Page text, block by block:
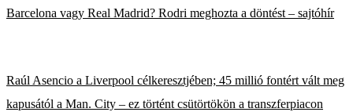
Barcelona vagy Real Madrid? Rodri meghozta a döntést – sajtóhír
Raúl Asencio a Liverpool célkeresztjében; 45 millió fontért vált meg
kapusától a Man. City – ez történt csütörtökön a transzferpiacon